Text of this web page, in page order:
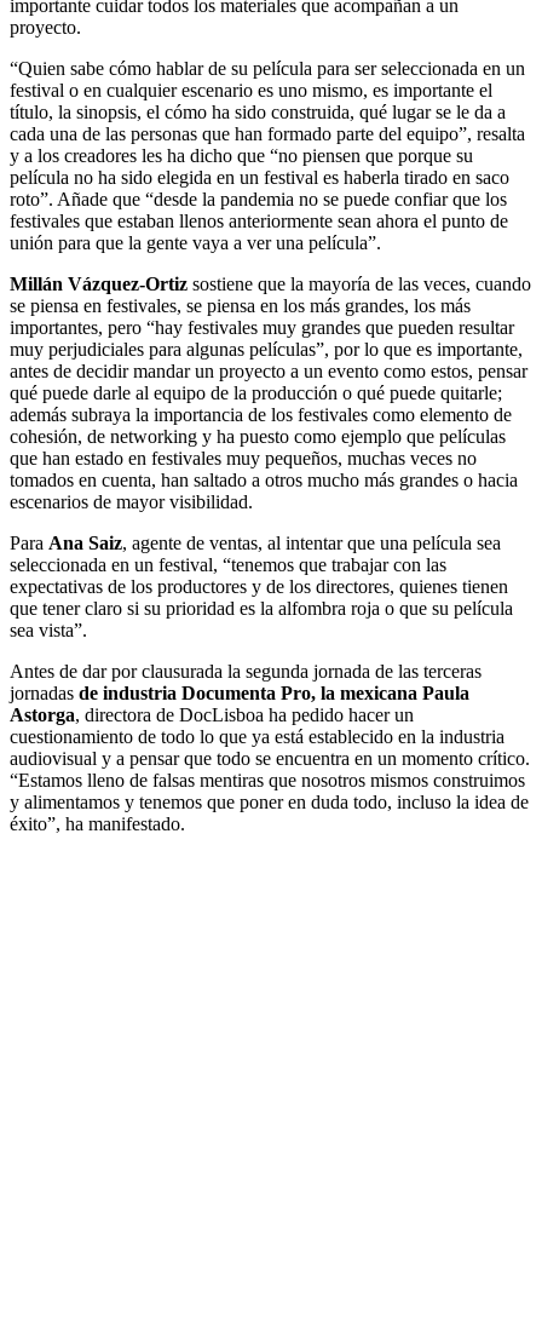
importante cuidar todos los materiales que acompañan a un
proyecto.
“Quien sabe cómo hablar de su película para ser seleccionada en un
festival o en cualquier escenario es uno mismo, es importante el
título, la sinopsis, el cómo ha sido construida, qué lugar se le da a
cada una de las personas que han formado parte del equipo”, resalta
y a los creadores les ha dicho que “no piensen que porque su
película no ha sido elegida en un festival es haberla tirado en saco
roto”. Añade que “desde la pandemia no se puede confiar que los
festivales que estaban llenos anteriormente sean ahora el punto de
unión para que la gente vaya a ver una película”.
Millán Vázquez-Ortiz sostiene que la mayoría de las veces, cuando
se piensa en festivales, se piensa en los más grandes, los más
importantes, pero “hay festivales muy grandes que pueden resultar
muy perjudiciales para algunas películas”, por lo que es importante,
antes de decidir mandar un proyecto a un evento como estos, pensar
qué puede darle al equipo de la producción o qué puede quitarle;
además subraya la importancia de los festivales como elemento de
cohesión, de networking y ha puesto como ejemplo que películas
que han estado en festivales muy pequeños, muchas veces no
tomados en cuenta, han saltado a otros mucho más grandes o hacia
escenarios de mayor visibilidad.
Para Ana Saiz, agente de ventas, al intentar que una película sea
seleccionada en un festival, “tenemos que trabajar con las
expectativas de los productores y de los directores, quienes tienen
que tener claro si su prioridad es la alfombra roja o que su película
sea vista”.
Antes de dar por clausurada la segunda jornada de las terceras
jornadas de industria Documenta Pro, la mexicana Paula
Astorga, directora de DocLisboa ha pedido hacer un
cuestionamiento de todo lo que ya está establecido en la industria
audiovisual y a pensar que todo se encuentra en un momento crítico.
“Estamos lleno de falsas mentiras que nosotros mismos construimos
y alimentamos y tenemos que poner en duda todo, incluso la idea de
éxito”, ha manifestado.